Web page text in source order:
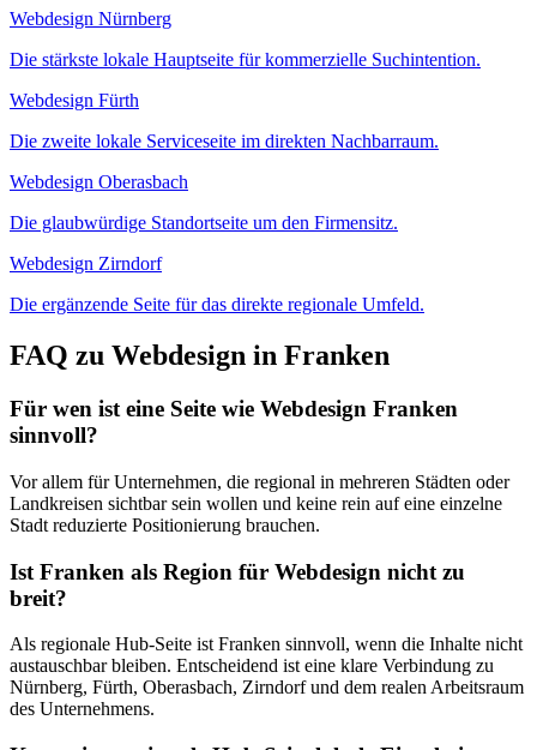
Webdesign Nürnberg
Die stärkste lokale Hauptseite für kommerzielle Suchintention.
Webdesign Fürth
Die zweite lokale Serviceseite im direkten Nachbarraum.
Webdesign Oberasbach
Die glaubwürdige Standortseite um den Firmensitz.
Webdesign Zirndorf
Die ergänzende Seite für das direkte regionale Umfeld.
FAQ zu Webdesign in Franken
Für wen ist eine Seite wie Webdesign Franken
sinnvoll?
Vor allem für Unternehmen, die regional in mehreren Städten oder
Landkreisen sichtbar sein wollen und keine rein auf eine einzelne
Stadt reduzierte Positionierung brauchen.
Ist Franken als Region für Webdesign nicht zu
breit?
Als regionale Hub-Seite ist Franken sinnvoll, wenn die Inhalte nicht
austauschbar bleiben. Entscheidend ist eine klare Verbindung zu
Nürnberg, Fürth, Oberasbach, Zirndorf und dem realen Arbeitsraum
des Unternehmens.